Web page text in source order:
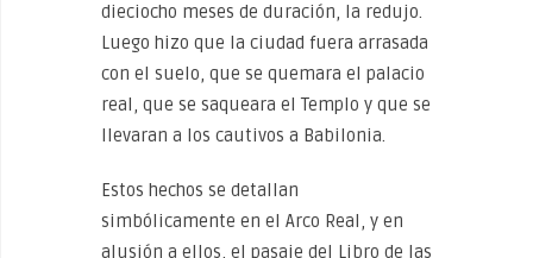
dieciocho meses de duración, la redujo.
Luego hizo que la ciudad fuera arrasada
con el suelo, que se quemara el palacio
real, que se saqueara el Templo y que se
llevaran a los cautivos a Babilonia.
Estos hechos se detallan
simbólicamente en el Arco Real, y en
alusión a ellos, el pasaje del Libro de las